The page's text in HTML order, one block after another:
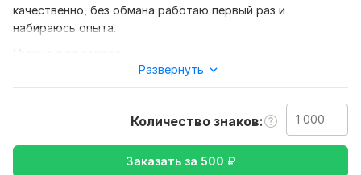
качественно, без обмана работаю первый раз и
набираюсь опыта.
Надо будет предоставить текст, сроки и другое. Что бы я
Язык перевода:
с Английского на Русский
Развернуть
Количество знаков
Заказать за 500 ₽